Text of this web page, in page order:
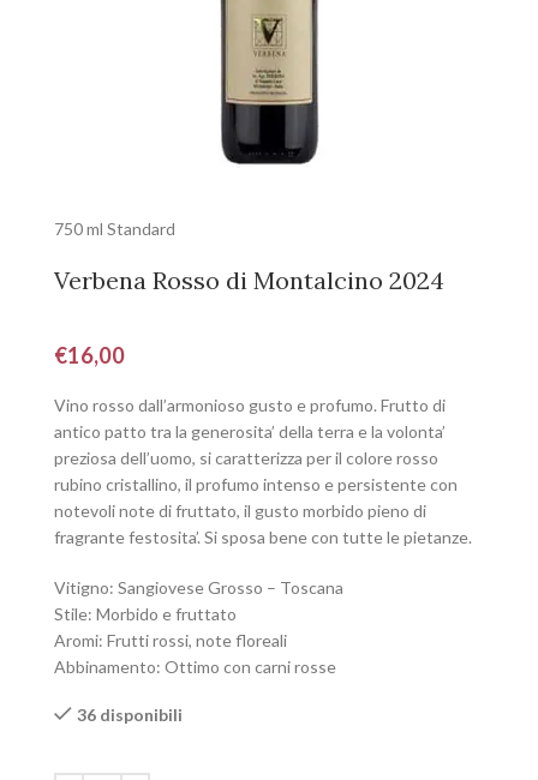
750 ml Standard
Verbena Rosso di Montalcino 2024
€16,00
Vino rosso dall’armonioso gusto e profumo. Frutto di
antico patto tra la generosita’ della terra e la volonta’
preziosa dell’uomo, si caratterizza per il colore rosso
rubino cristallino, il profumo intenso e persistente con
notevoli note di fruttato, il gusto morbido pieno di
fragrante festosita’. Si sposa bene con tutte le pietanze.
Vitigno: Sangiovese Grosso – Toscana
Stile: Morbido e fruttato
Aromi: Frutti rossi, note floreali
Abbinamento: Ottimo con carni rosse
36 disponibili